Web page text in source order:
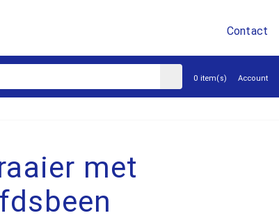
Contact
0 item(s) Account
sluiten
met